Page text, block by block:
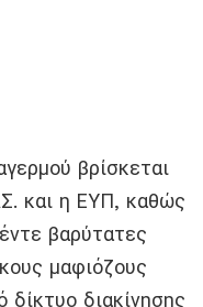
βρίσκεται
και η ΕΥΠ, καθώς
βαρύτατες
μαφιόζους
διακίνησης